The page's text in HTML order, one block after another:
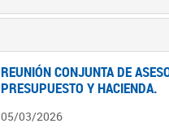
REUNIÓN CONJUNTA DE
PRESUPUESTO Y HACIENDA.
05/03/2026